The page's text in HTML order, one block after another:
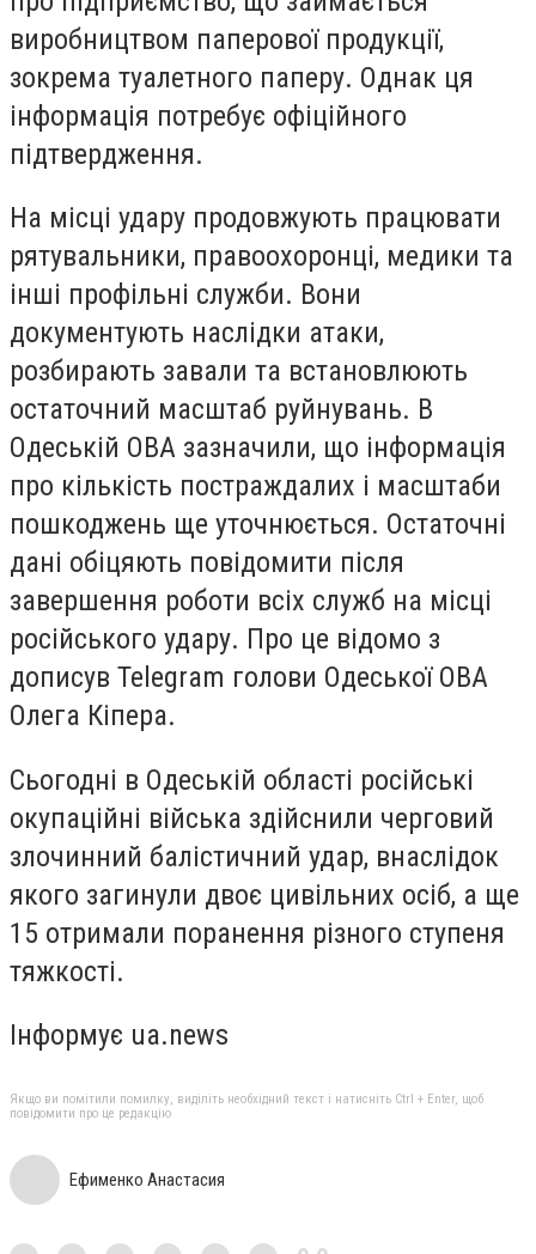
виробництвом паперової продукції,
зокрема туалетного паперу. Однак ця
інформація потребує офіційного
підтвердження.
На місці удару продовжують працювати
рятувальники, правоохоронці, медики та
інші профільні служби. Вони
документують наслідки атаки,
розбирають завали та встановлюють
остаточний масштаб руйнувань. В
Одеській ОВА зазначили, що інформація
про кількість постраждалих і масштаби
пошкоджень ще уточнюється. Остаточні
дані обіцяють повідомити після
завершення роботи всіх служб на місці
російського удару. Про це відомо з
дописув Telegram голови Одеської ОВА
Олега Кіпера.
Сьогодні в Одеській області російські
окупаційні війська здійснили черговий
злочинний балістичний удар, внаслідок
якого загинули двоє цивільних осіб, а ще
15 отримали поранення різного ступеня
тяжкості.
Інформує ua.news
Якщо ви помітили помилку, виділіть необхідний текст і натисніть Ctrl + Enter, щоб
повідомити про це редакцію
Ефименко Анастасия